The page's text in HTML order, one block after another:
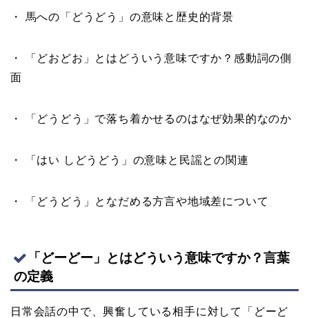
・ 馬への「どうどう」の意味と歴史的背景
・ 「どおどお」とはどういう意味ですか？感動詞の側
面
・ 「どうどう」で落ち着かせるのはなぜ効果的なのか
・ 「はい しどうどう」の意味と民謡との関連
・ 「どうどう」となだめる方言や地域差について
「どーどー」とはどういう意味ですか？言葉
の定義
日常会話の中で、興奮している相手に対して「どーど